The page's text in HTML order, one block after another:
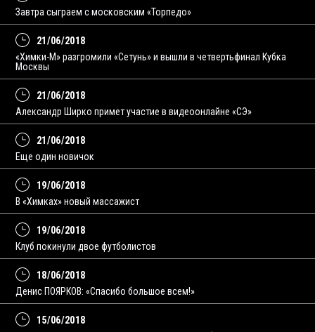
Завтра сыграем с московским «Торпедо»
21/06/2018
«Химки-М» разгромили «Сетунь» и вышли в четвертьфинал Кубка
Москвы
21/06/2018
Александр Ширко примет участие в видеоонлайне «СЭ»
21/06/2018
Еще один новичок
19/06/2018
В «Химках» новый массажист
19/06/2018
Клуб покинули двое футболистов
18/06/2018
Денис ПОЯРКОВ: «Спасибо большое всем!»
15/06/2018